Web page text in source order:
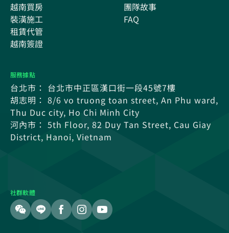
越南買房
裝潢施工
租賃代管
越南簽證
團隊故事
FAQ
服務據點
台北市： 台北市中正區漢口街一段45號7樓
胡志明： 8/6 vo truong toan street, An Phu ward,
Thu Duc city, Ho Chi Minh City
河內市： 5th Floor, 82 Duy Tan Street, Cau Giay
District, Hanoi, Vietnam
社群軟體